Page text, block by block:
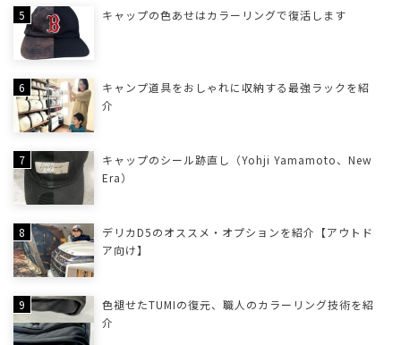
キャップの色あせはカラーリングで復活します
キャンプ道具をおしゃれに収納する最強ラックを紹
介
キャップのシール跡直し（Yohji Yamamoto、New
Era）
デリカD5のオススメ・オプションを紹介【アウトド
ア向け】
色褪せたTUMIの復元、職人のカラーリング技術を紹
介